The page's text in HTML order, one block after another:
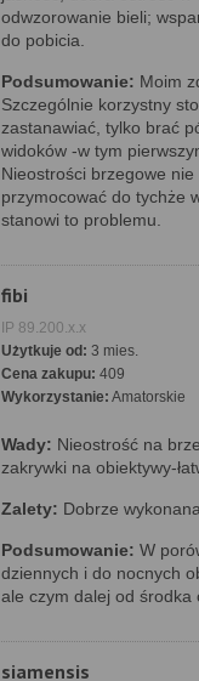
odwzorowanie bieli;
do pobicia.
Podsumowanie: Moim
Szczególnie korzystny
zastanawiać, tylko brać
widoków -w tym
Nieostrości brzegowe
przymocować do tychże
stanowi to problemu.
fibi
IP 89.200.x.x
Użytkuje od: 3 mies.
Cena zakupu: 409
Wykorzystanie: Amatorskie
Wady: Nieostrość na
zakrywki na obiektywy-
Zalety: Dobrze
Podsumowanie: W
dziennych i do nocnych
ale czym dalej od
siamensis